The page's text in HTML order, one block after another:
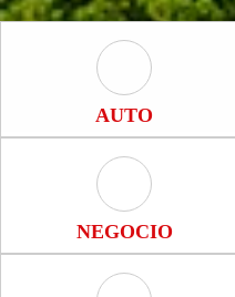
Auto Icon
AUTO
Negocio Icon
NEGOCIO